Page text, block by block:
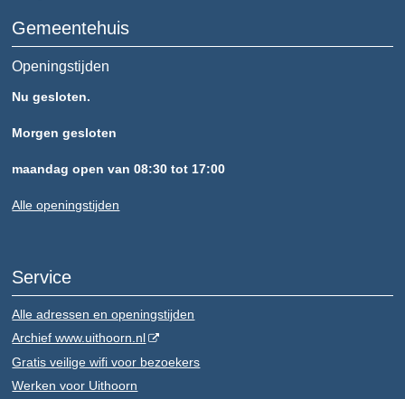
Gemeentehuis
Openingstijden
Nu gesloten.
Morgen gesloten
maandag open van 08:30 tot 17:00
Alle openingstijden
Service
Alle adressen en openingstijden
Archief www.uithoorn.nl
Gratis veilige wifi voor bezoekers
Werken voor Uithoorn